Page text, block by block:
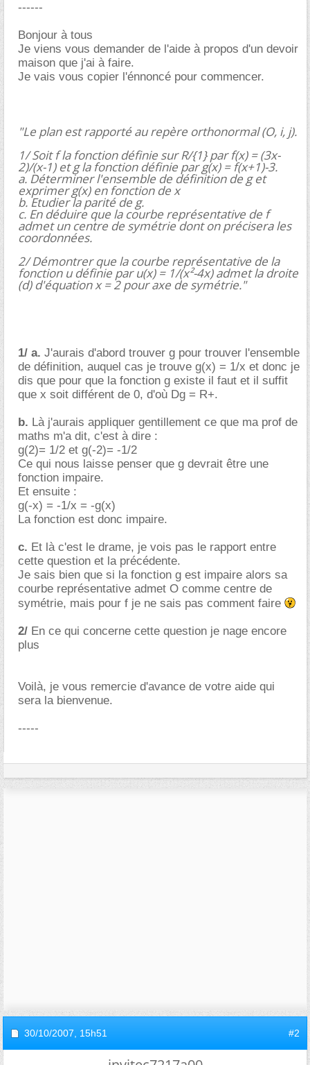
------
Bonjour à tous
Je viens vous demander de l'aide à propos d'un devoir
maison que j'ai à faire.
Je vais vous copier l'énnoncé pour commencer.
"Le plan est rapporté au repère orthonormal (O, i, j).
1/ Soit f la fonction définie sur R/{1} par f(x) = (3x-
2)/(x-1) et g la fonction définie par g(x) = f(x+1)-3.
a. Déterminer l'ensemble de définition de g et
exprimer g(x) en fonction de x
b. Etudier la parité de g.
c. En déduire que la courbe représentative de f
admet un centre de symétrie dont on précisera les
coordonnées.
2/ Démontrer que la courbe représentative de la
fonction u définie par u(x) = 1/(x²-4x) admet la droite
(d) d'équation x = 2 pour axe de symétrie."
1/ a. J'aurais d'abord trouver g pour trouver l'ensemble
de définition, auquel cas je trouve g(x) = 1/x et donc je
dis que pour que la fonction g existe il faut et il suffit
que x soit différent de 0, d'où Dg = R+.
b. Là j'aurais appliquer gentillement ce que ma prof de
maths m'a dit, c'est à dire :
g(2)= 1/2 et g(-2)= -1/2
Ce qui nous laisse penser que g devrait être une
fonction impaire.
Et ensuite :
g(-x) = -1/x = -g(x)
La fonction est donc impaire.
c. Et là c'est le drame, je vois pas le rapport entre
cette question et la précédente.
Je sais bien que si la fonction g est impaire alors sa
courbe représentative admet O comme centre de
symétrie, mais pour f je ne sais pas comment faire
2/ En ce qui concerne cette question je nage encore
plus
Voilà, je vous remercie d'avance de votre aide qui
sera la bienvenue.
-----
30/10/2007, 15h51 #2